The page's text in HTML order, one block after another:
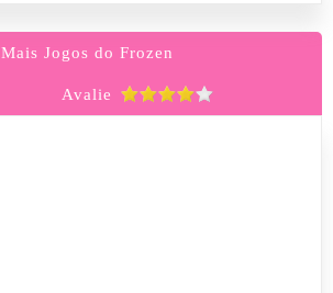
Mais Jogos do Frozen
Avalie